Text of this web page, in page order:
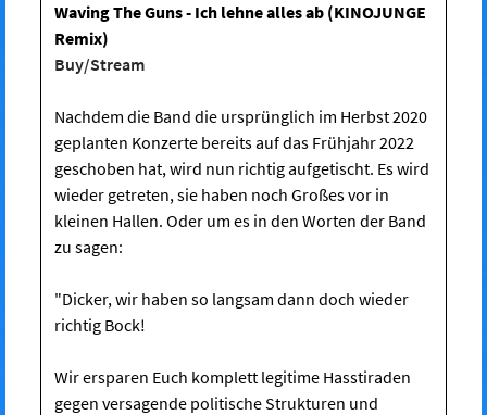
Waving The Guns - Ich lehne alles ab (KINOJUNGE
Remix)
Buy/Stream
Nachdem die Band die ursprünglich im Herbst 2020
geplanten Konzerte bereits auf das Frühjahr 2022
geschoben hat, wird nun richtig aufgetischt. Es wird
wieder getreten, sie haben noch Großes vor in
kleinen Hallen. Oder um es in den Worten der Band
zu sagen:
"Dicker, wir haben so langsam dann doch wieder
richtig Bock!
Wir ersparen Euch komplett legitime Hasstiraden
gegen versagende politische Strukturen und